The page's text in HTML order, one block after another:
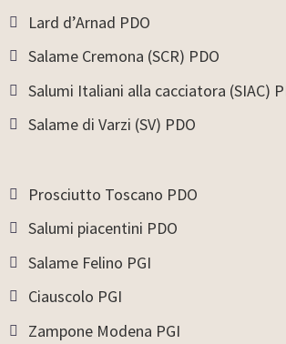
Lard d’Arnad PDO
Salame Cremona (SCR) PDO
Salumi Italiani alla cacciatora (SIAC)
Salame di Varzi (SV) PDO
Prosciutto Toscano PDO
Salumi piacentini PDO
Salame Felino PGI
Ciauscolo PGI
Zampone Modena PGI